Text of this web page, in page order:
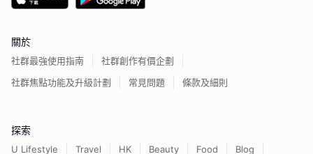
關於
社群最強使用指南
社群創作有價企劃
社群焦點功能及升級計劃
常見問題 條款及細則
探索
U Lifestyle Travel HK Beauty Food Blog